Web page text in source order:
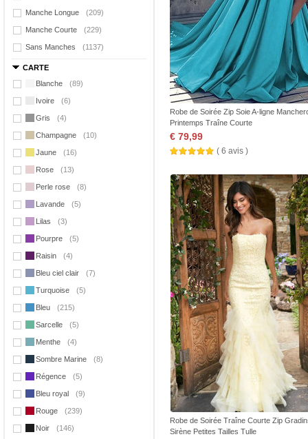
Manche Longue (209)
Manche Courte (229)
Sans Manches (1137)
CARTE
Blanche
(89)
Ivoire (6)
Gris (4)
Champagne (10)
Jaune (16)
Rose (13)
Perle rose (8)
Lavande (5)
Lilas (3)
Pourpre (5)
Raisin (4)
Bleu ciel clair (7)
Turquoise (5)
Bleu (215)
Sarcelle (5)
Menthe (4)
Sombre Marine (8)
Régence (5)
Bleu royal (9)
Rouge (239)
Noir (146)
Robe de Soirée Zip Soie A-ligne
Printemps Traîne Courte
€ 79,99
( 6 avis )
Robe de Soirée Traîne Courte Zip
Sirène Petites Tailles Tulle